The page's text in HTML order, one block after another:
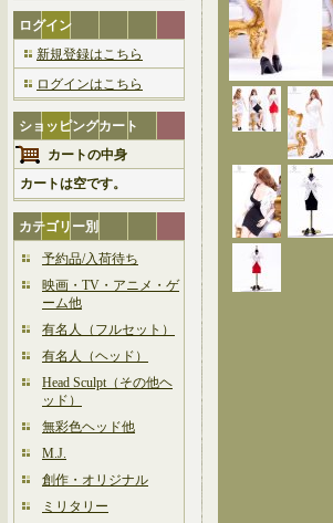
ログイン
新規登録はこちら
ログインはこちら
ショッピングカート
カートの中身
カートは空です。
カテゴリー別
予約品/入荷待ち
映画・TV・アニメ・ゲ
ーム他
有名人（フルセット）
有名人（ヘッド）
Head Sculpt（その他ヘ
ッド）
無彩色ヘッド他
M.J.
創作・オリジナル
ミリタリー